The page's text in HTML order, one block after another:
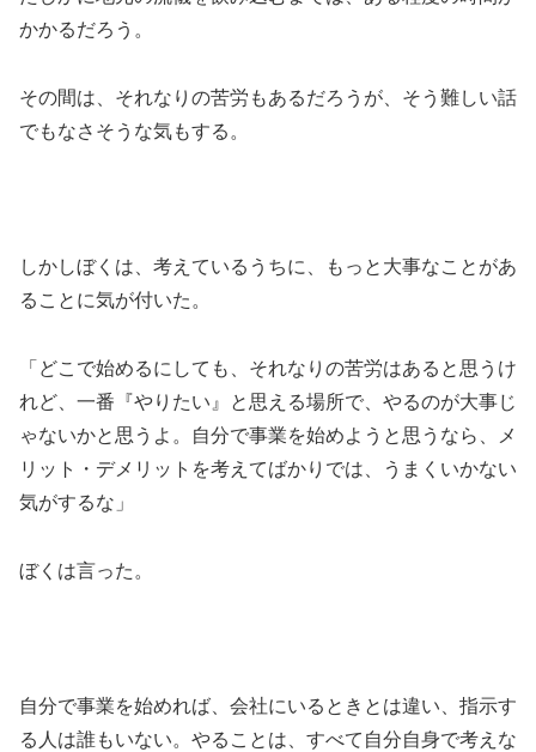
かかるだろう。
その間は、それなりの苦労もあるだろうが、そう難しい話
でもなさそうな気もする。
しかしぼくは、考えているうちに、もっと大事なことがあ
ることに気が付いた。
「どこで始めるにしても、それなりの苦労はあると思うけ
れど、一番『やりたい』と思える場所で、やるのが大事じ
ゃないかと思うよ。自分で事業を始めようと思うなら、メ
リット・デメリットを考えてばかりでは、うまくいかない
気がするな」
ぼくは言った。
自分で事業を始めれば、会社にいるときとは違い、指示す
る人は誰もいない。やることは、すべて自分自身で考えな